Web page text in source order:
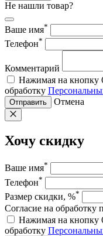
Не нашли товар?
Ваше имя*
Телефон*
Комментарий
Нажимая на кнопку
обработку
Отправить Отмена
Хочу скидку
Ваше имя*
Телефон*
Размер скидки, %*
Согласие на обработку
Нажимая на кнопку
обработку